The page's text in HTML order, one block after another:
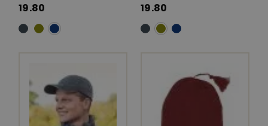
19.80
19.80